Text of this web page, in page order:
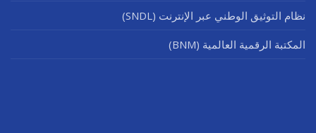
نظام التوثيق الوطني عبر الإنترنت (SNDL)
المكتبة الرقمية العالمية (BNM)